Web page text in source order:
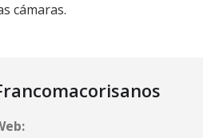
cámaras.